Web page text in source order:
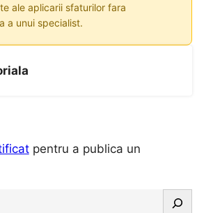
ale aplicarii sfaturilor fara
a unui specialist.
pentru a publica un